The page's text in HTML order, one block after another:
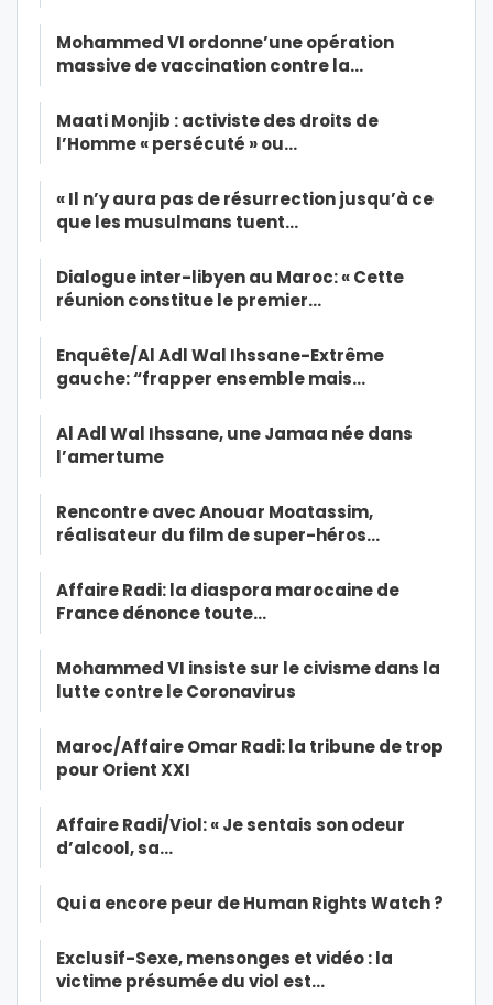
Mohammed VI ordonne’une opération
massive de vaccination contre la…
Maati Monjib : activiste des droits de
l’Homme « persécuté » ou…
« Il n’y aura pas de résurrection jusqu’à ce
que les musulmans tuent…
Dialogue inter-libyen au Maroc: « Cette
réunion constitue le premier…
Enquête/Al Adl Wal Ihssane-Extrême
gauche: “frapper ensemble mais…
Al Adl Wal Ihssane, une Jamaa née dans
l’amertume
Rencontre avec Anouar Moatassim,
réalisateur du film de super-héros…
Affaire Radi: la diaspora marocaine de
France dénonce toute…
Mohammed VI insiste sur le civisme dans la
lutte contre le Coronavirus
Maroc/Affaire Omar Radi: la tribune de trop
pour Orient XXI
Affaire Radi/Viol: « Je sentais son odeur
d’alcool, sa…
Qui a encore peur de Human Rights Watch ?
Exclusif-Sexe, mensonges et vidéo : la
victime présumée du viol est…